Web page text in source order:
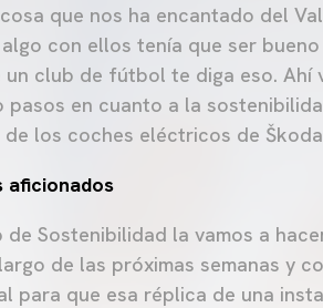
que nos ha encantado del
con ellos tenía que ser
club de fútbol te diga eso. Ahí
pasos en cuanto a la
los coches eléctricos de
aficionados
de Sostenibilidad la vamos a
de las próximas semanas y
para que esa réplica de una